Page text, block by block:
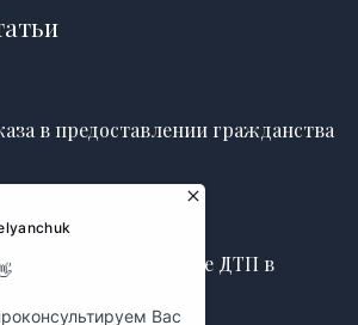
в предоставлении гражданства
выплату после ДТП в